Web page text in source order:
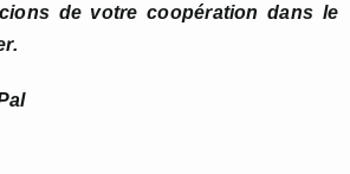
de votre coopération dans le